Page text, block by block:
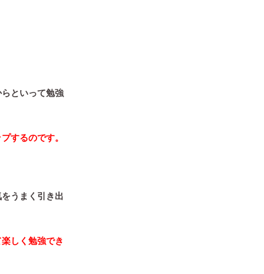
といって勉強
するのです。
うまく引き出
しく勉強でき